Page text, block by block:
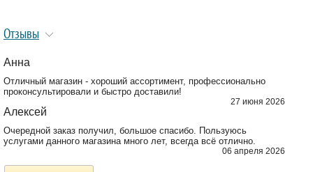
Отзывы
Анна
Отличный магазин - хороший ассортимент, профессионально
проконсультировали и быстро доставили!
27 июня 2026
Алексей
Очередной заказ получил, большое спасибо. Пользуюсь
услугами данного магазина много лет, всегда всё отлично.
06 апреля 2026